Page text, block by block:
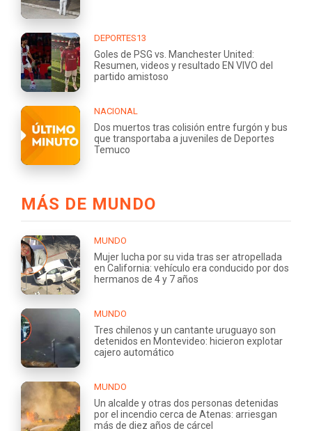
DEPORTES13
Goles de PSG vs. Manchester United:
Resumen, videos y resultado EN VIVO del
partido amistoso
NACIONAL
Dos muertos tras colisión entre furgón y bus
que transportaba a juveniles de Deportes
Temuco
MÁS DE MUNDO
MUNDO
Mujer lucha por su vida tras ser atropellada
en California: vehículo era conducido por dos
hermanos de 4 y 7 años
MUNDO
Tres chilenos y un cantante uruguayo son
detenidos en Montevideo: hicieron explotar
cajero automático
MUNDO
Un alcalde y otras dos personas detenidas
por el incendio cerca de Atenas: arriesgan
más de diez años de cárcel